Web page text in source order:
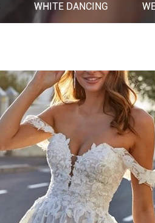
WHITE DANCING